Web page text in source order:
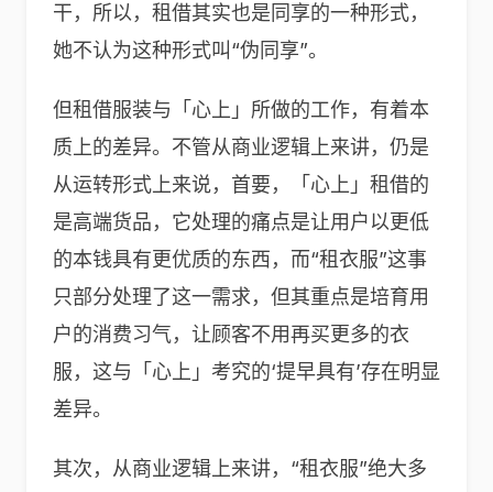
干，所以，租借其实也是同享的一种形式，
她不认为这种形式叫“伪同享”。
但租借服装与「心上」所做的工作，有着本
质上的差异。不管从商业逻辑上来讲，仍是
从运转形式上来说，首要，「心上」租借的
是高端货品，它处理的痛点是让用户以更低
的本钱具有更优质的东西，而“租衣服”这事
只部分处理了这一需求，但其重点是培育用
户的消费习气，让顾客不用再买更多的衣
服，这与「心上」考究的‘提早具有’存在明显
差异。
其次，从商业逻辑上来讲，“租衣服”绝大多